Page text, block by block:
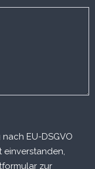
EU-DSGVO
einverstanden,
zur